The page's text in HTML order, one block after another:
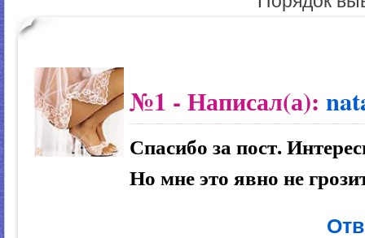
№1 - Написал(а):
Спасибо за пост.
Но мне это явно не